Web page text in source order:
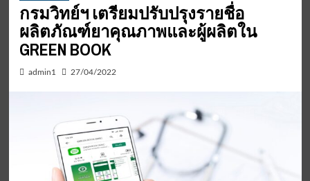
กรมวิทย์ฯ เตรียมปรับปรุงรายชื่อ
ผลิตภัณฑ์ยาคุณภาพและผู้ผลิตใน
GREEN BOOK
admin1 27/04/2022